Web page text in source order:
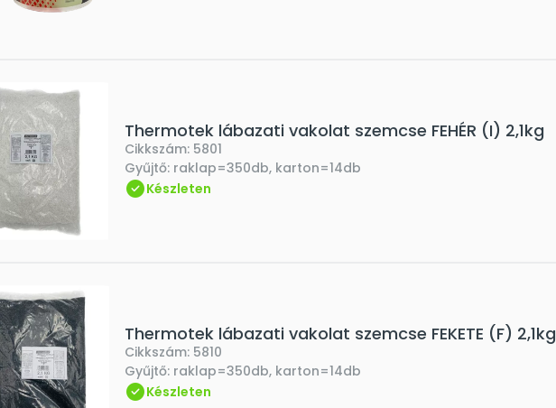
Thermotek lábazati vakolat szemcse FEHÉR (I) 2,1kg
Cikkszám: 5801
Gyűjtő: raklap=350db, karton=14db
Készleten
Thermotek lábazati vakolat szemcse FEKETE (F) 2,1kg
Cikkszám: 5810
Gyűjtő: raklap=350db, karton=14db
Készleten